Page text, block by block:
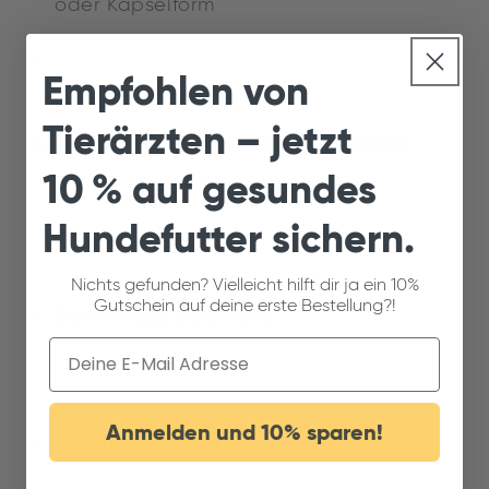
Kollagenquelle
4. Gibt es Risiken oder Nebenwirkungen?
Kollagenpeptide sind für die meisten
Hunde gut verträglich. Dennoch sollte auf
Die richtige Dosierung: Eine
Überdosierung kann zu
Verdauungsproblemen führen.
Individuelle Verträglichkeit: Einige
Empfohlen von
Tierärzten – jetzt
10 % auf gesundes
Hundefutter sichern.
Nichts gefunden? Vielleicht hilft dir ja ein 10%
Gutschein auf deine erste Bestellung?!
Email
Anmelden und 10% sparen!